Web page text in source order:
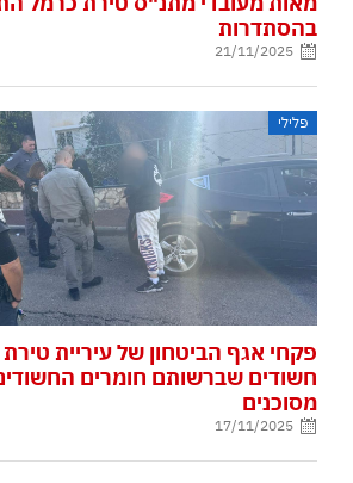
בהסתדרות
21/11/2025
פלילי
פקחי אגף הביטחון של עיריית
חשודים שברשותם חומרים
מסוכנים
17/11/2025